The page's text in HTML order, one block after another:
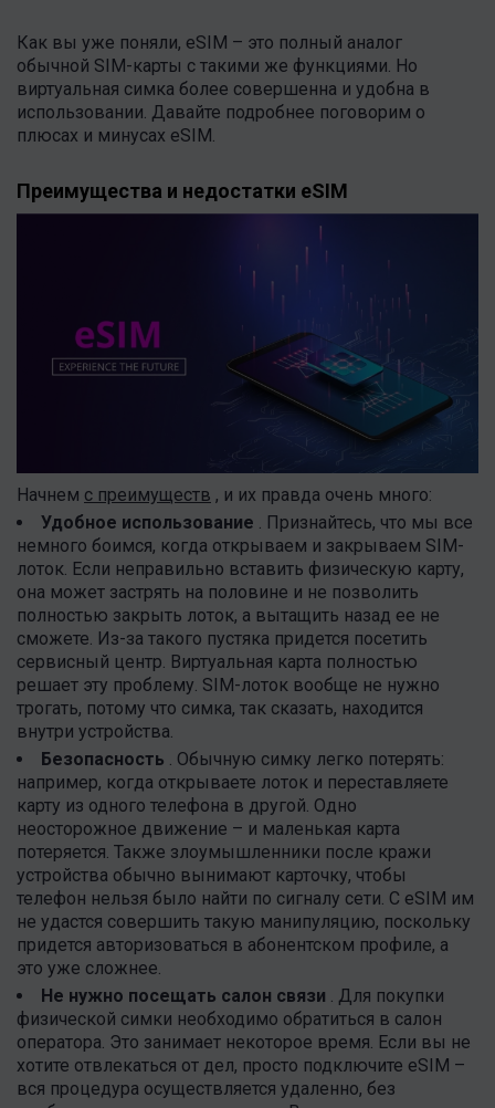
Как вы уже поняли, eSIM – это полный аналог
обычной SIM-карты с такими же функциями. Но
виртуальная симка более совершенна и удобна в
использовании. Давайте подробнее поговорим о
плюсах и минусах eSIM.
Преимущества и недостатки eSIM
Начнем с преимуществ , и их правда очень много:
Удобное использование . Признайтесь, что мы все
немного боимся, когда открываем и закрываем SIM-
лоток. Если неправильно вставить физическую карту,
она может застрять на половине и не позволить
полностью закрыть лоток, а вытащить назад ее не
сможете. Из-за такого пустяка придется посетить
сервисный центр. Виртуальная карта полностью
решает эту проблему. SIM-лоток вообще не нужно
трогать, потому что симка, так сказать, находится
внутри устройства.
Безопасность . Обычную симку легко потерять:
например, когда открываете лоток и переставляете
карту из одного телефона в другой. Одно
неосторожное движение – и маленькая карта
потеряется. Также злоумышленники после кражи
устройства обычно вынимают карточку, чтобы
телефон нельзя было найти по сигналу сети. С eSIM им
не удастся совершить такую манипуляцию, поскольку
придется авторизоваться в абонентском профиле, а
это уже сложнее.
Не нужно посещать салон связи . Для покупки
физической симки необходимо обратиться в салон
оператора. Это занимает некоторое время. Если вы не
хотите отвлекаться от дел, просто подключите eSIM –
вся процедура осуществляется удаленно, без